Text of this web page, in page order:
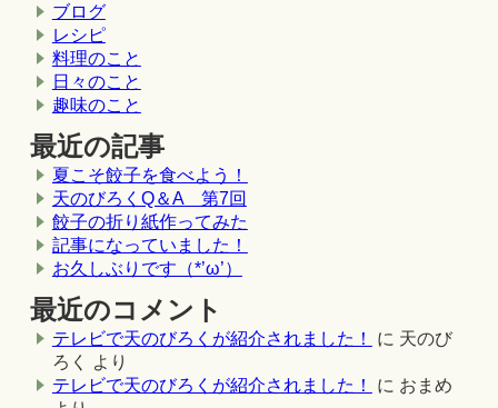
ブログ
レシピ
料理のこと
日々のこと
趣味のこと
最近の記事
夏こそ餃子を食べよう！
天のびろくQ＆A 第7回
餃子の折り紙作ってみた
記事になっていました！
お久しぶりです（*’ω’）
最近のコメント
テレビで天のびろくが紹介されました！ に 天のび
ろく
より
テレビで天のびろくが紹介されました！
に おまめ